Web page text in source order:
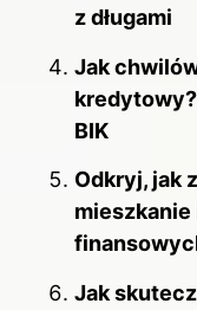
z długami
Jak
BIK
Odkryj, jak
mieszkanie
Jak